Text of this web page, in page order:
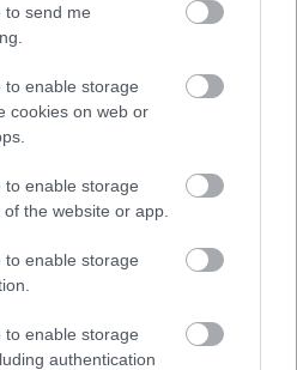
to send me
to enable storage
cookies on web or
to enable storage
the website or app.
to enable storage
to enable storage
authentication